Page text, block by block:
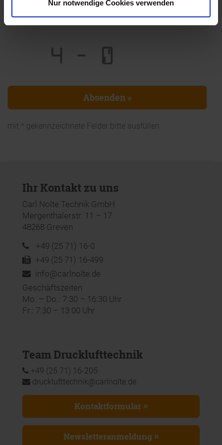
Nur notwendige Cookies verwenden
*
mit * gekennzeichnete Felder bitte ausfüllen
Ihr Kontakt zu uns
Carl Nolte Technik GmbH
Mergenthalerstr. 11 – 17
48268 Greven
+49 (25 71) 16-0
+49 (25 71) 16-499
info@carlnolte.de
Geschäftszeiten
Mo. – Do.: 7:30 – 16:30 Uhr
Fr.: 7:30 – 13:00 Uhr
Team Drucklufttechnik
+49 (25 71) 16-205
drucklufttechnik@carlnolte.de
Kontaktformular
Newsletteranmeldung